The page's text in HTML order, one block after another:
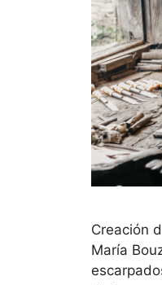
Creación
María